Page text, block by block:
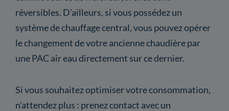
réversibles. D'ailleurs, si vous possédez un
système de chauffage central, vous pouvez opérer
le changement de votre ancienne chaudière par
une PAC air eau directement sur ce dernier.
Si vous souhaitez optimiser votre consommation,
n'attendez plus : prenez contact avec un